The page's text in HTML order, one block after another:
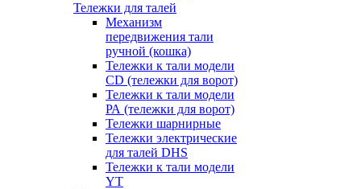
Тележки для талей
Механизм
передвижения тали
ручной (кошка)
Тележки к тали модели
CD (тележки для ворот)
Тележки к тали модели
РА (тележки для ворот)
Тележки шарнирные
Тележки электрические
для талей DHS
Тележки к тали модели
YT